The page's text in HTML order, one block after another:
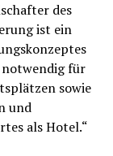
des
ist ein
notwendig für
sowie
und
als Hotel.“